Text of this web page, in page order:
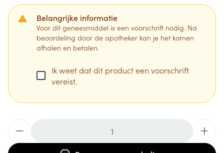
Belangrijke informatie
Voor dit geneesmiddel is een voorschrift nodig. Na
beoordeling door de apotheker kan je het komen
afhalen en betalen.
Ik weet dat dit product een voorschrift
vereist.